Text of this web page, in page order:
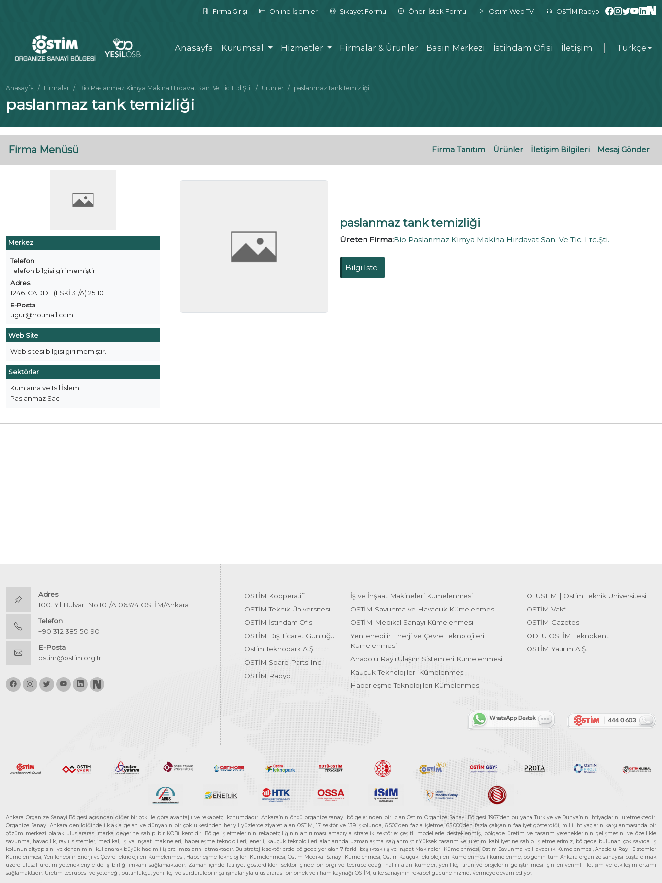
Firma Girişi Online İşlemler Şikayet Formu Öneri İstek Formu Ostim Web TV OSTİM Radyo
Anasayfa Kurumsal Hizmetler Firmalar & Ürünler Basın Merkezi İstihdam Ofisi İletişim Türkçe
Anasayfa Firmalar Bio Paslanmaz Kimya Makina Hırdavat San. Ve Tic. Ltd.Şti. Ürünler paslanmaz tank temizliği
paslanmaz tank temizliği
Firma Menüsü Firma Tanıtım Ürünler İletişim Bilgileri Mesaj Gönder
Merkez
Telefon
Telefon bilgisi girilmemiştir.
Adres
1246. CADDE (ESKİ 31/A) 25 101
E-Posta
ugur@hotmail.com
Web Site
Web sitesi bilgisi girilmemiştir.
Sektörler
Kumlama ve Isıl İslem
Paslanmaz Sac
paslanmaz tank temizliği
Üreten Firma:Bio Paslanmaz Kimya Makina Hırdavat San. Ve Tic. Ltd.Şti.
Bilgi İste
Adres
100. Yıl Bulvarı No:101/A 06374 OSTİM/Ankara
Telefon
+90 312 385 50 90
E-Posta
ostim@ostim.org.tr
OSTİM Kooperatifi
OSTİM Teknik Üniversitesi
OSTİM İstihdam Ofisi
OSTİM Dış Ticaret Günlüğü
Ostim Teknopark A.Ş.
OSTİM Spare Parts Inc.
OSTİM Radyo
İş ve İnşaat Makineleri Kümelenmesi
OSTİM Savunma ve Havacılık Kümelenmesi
OSTİM Medikal Sanayi Kümelenmesi
Yenilenebilir Enerji ve Çevre Teknolojileri
Kümelenmesi
Anadolu Raylı Ulaşım Sistemleri Kümelenmesi
Kauçuk Teknolojileri Kümelenmesi
Haberleşme Teknolojileri Kümelenmesi
OTÜSEM | Ostim Teknik Üniversitesi
OSTİM Vakfı
OSTİM Gazetesi
ODTÜ OSTİM Teknokent
OSTİM Yatırım A.Ş.
Ankara Organize Sanayi Bölgesi açısından diğer bir çok ile göre avantajlı ve rekabetçi konumdadır. Ankara’nın öncü organize sanayi bölgelerinden biri olan Ostim Organize Sanayi Bölgesi 1967’den bu yana Türkiye ve Dünya’nın ihtiyaçlarını üretmektedir.
Organize Sanayi Ankara denildiğinde ilk akla gelen ve dünyanın bir çok ülkesinden her yıl yüzlerce ziyaret alan OSTİM, 17 sektör ve 139 işkolunda, 6.500’den fazla işletme, 65.000’den fazla çalışanın faaliyet gösterdiği, milli ihtiyaçların karşılanmasında bir
çözüm merkezi olarak uluslararası marka değerine sahip bir KOBİ kentidir. Bölge işletmelerinin rekabetçiliğinin artırılması amacıyla stratejik sektörler çeşitli modellerle desteklenmiş, bölgede üretim ve tasarım yeteneklerinin gelişmesini ve özellikle
savunma, havacılık, raylı sistemler, medikal, iş ve inşaat makineleri, haberleşme teknolojileri, enerji, kauçuk teknolojileri alanlarında uzmanlaşma sağlanmıştır.Yüksek tasarım ve üretim kabiliyetine sahip işletmelerimiz, bölgede bulunan çok sayıda iş
kolunun altyapısını ve donanımını kullanarak büyük hacimli işlere imzalarını atmaktadır. Bu stratejik sektörlerde bölgede yer alan 7 farklı başlıktaki(İş ve inşaat Makineleri Kümelenmesi, Ostim Savunma ve Havacılık Kümelenmesi, Anadolu Raylı Sistemler
Kümelenmesi, Yenilenebilir Enerji ve Çevre Teknolojileri Kümelenmesi, Haberleşme Teknolojileri Kümelenmesi, Ostim Medikal Sanayi Kümelenmesi, Ostim Kauçuk Teknolojileri Kümelenmesi) kümelenme, bölgenin tüm Ankara organize sanayisi başta olmak
üzere ulusal üretim yetenekleriyle de iş birliği imkanı sağlamaktadır. Zaman içinde faaliyet gösterdikleri sektör içinde bir bilgi ve tecrübe odağı halini alan kümeler, yenilikçi ürün ve projelerin geliştirilmesi için en verimli iletişim ve etkileşim ortamı
sağlamaktadır. Üretim tecrübesi ve yeteneği; bütünlükçü, yenilikçi ve sürdürülebilir çalışmalarıyla uluslararası bir örnek ve ilham kaynağı OSTİM, ülke sanayinin rekabet gücüne hizmet vermeye devam ediyor.